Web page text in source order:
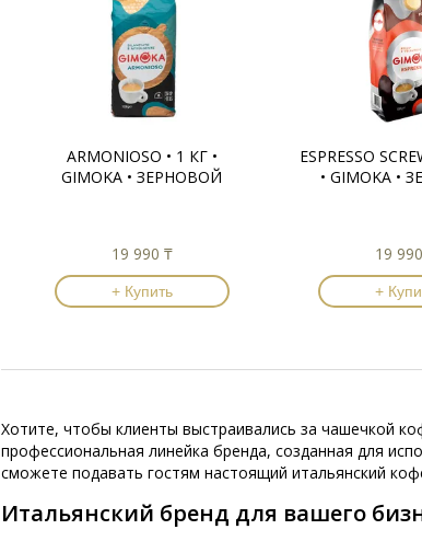
ARMONIOSO • 1 КГ •
GIMOKA • ЗЕРНОВОЙ
19 990 ₸
+ Купить
ESPRESSO
• GIMOKA •
19
+
Хотите, чтобы клиенты выстраивались за чашечкой
профессиональная линейка бренда, созданная для
сможете подавать гостям настоящий итальянский
Итальянский бренд для вашего